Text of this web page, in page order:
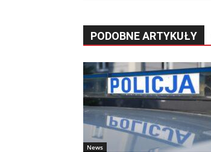
PODOBNE ARTYKUŁY
News